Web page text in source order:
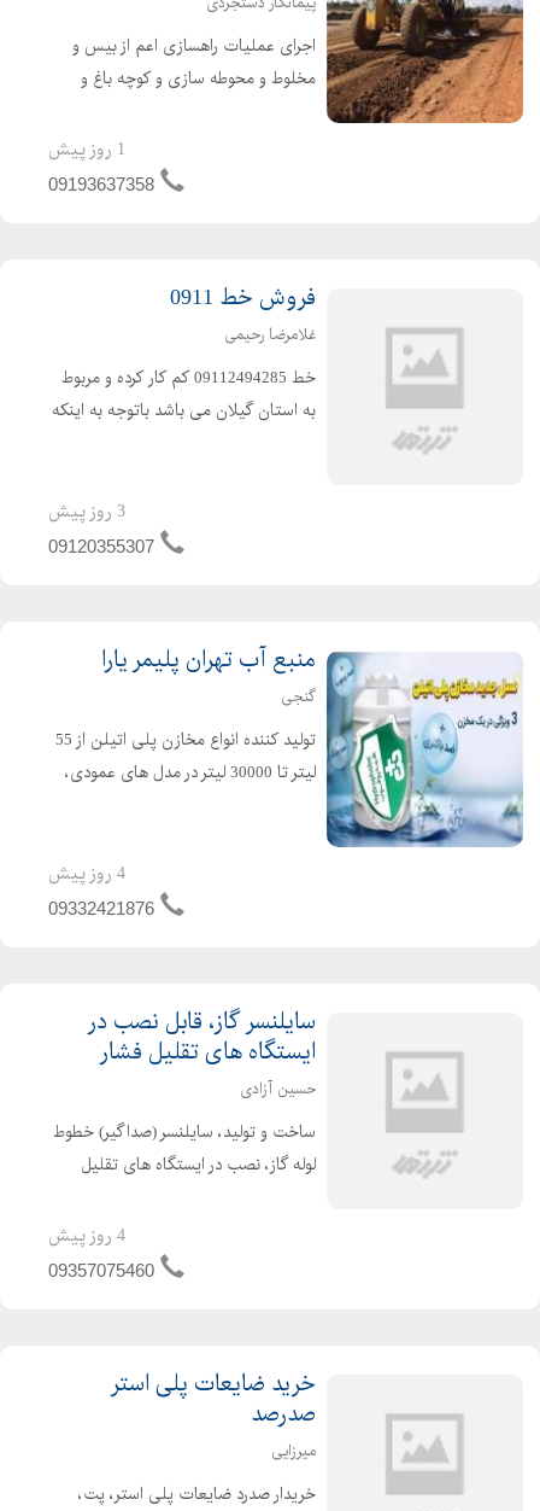
اجرای عملیات راهسازی اعم از بیس و
مخلوط و محوطه سازی و کوچه باغ و
کرج چهارباغ و سهیلیه و کردان و .... با
رزومه موفق با بیش از 30سال کار
1 روز پیش
09193637358
فروش خط 0911
غلامرضا رحیمی
خط 09112494285 کم کار کرده و مربوط
به استان گیلان می باشد باتوجه به اینکه
3 روز پیش
09120355307
منبع آب تهران پلیمر یارا
گنجی
تولید کننده انواع مخازن پلی اتیلن از 55
لیتر تا 30000 لیتر در مدل های عمودی،
فود گرید مناسب آب شرب مقاوم در برابر
4 روز پیش
09332421876
سایلنسر گاز، قابل نصب در
ایستگاه های تقلیل فشار
حسین آزادی
ساخت و تولید، سایلنسر (صداگیر) خطوط
لوله گاز، نصب در ایستگاه های تقلیل
کردن نویز ریدکشن و توبرو لنت ( سایلنسر
گاز، قابل نصب در ایستگاه های تقلیل
4 روز پیش
09357075460
خرید ضایعات پلی استر
صدرصد
میرزایی
خریدار صدرد ضایعات پلی استر، پت،